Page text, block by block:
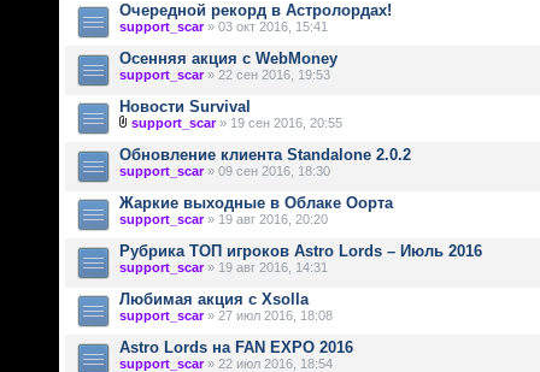
Очередной рекорд в Астролордах!
support_scar» 03 окт 2016, 15:41
Осенняя акция с WebMoney
support_scar» 22 сен 2016, 19:53
Новости Survival
support_scar» 19 сен 2016, 20:55
Обновление клиента Standalone 2.0.2
support_scar» 09 сен 2016, 18:30
Жаркие выходные в Облаке Оорта
support_scar» 19 авг 2016, 20:20
Рубрика ТОП игроков Astro Lords – Июль 2016
support_scar» 19 авг 2016, 14:31
Любимая акция с Xsolla
support_scar» 27 июл 2016, 18:08
Astro Lords на FAN EXPO 2016
support_scar» 22 июл 2016, 18:54